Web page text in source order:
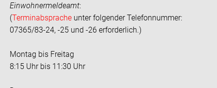
Einwohnermeldeamt:
(Terminabsprache unter folgender Telefonnummer:
07365/83-24, -25 und -26 erforderlich.)
Montag bis Freitag
8:15 Uhr bis 11:30 Uhr